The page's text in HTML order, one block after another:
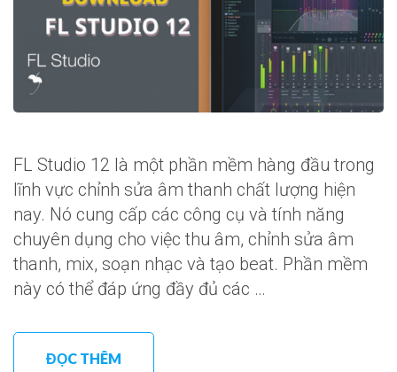
FL Studio 12 là một phần mềm hàng đầu trong
lĩnh vực chỉnh sửa âm thanh chất lượng hiện
nay. Nó cung cấp các công cụ và tính năng
chuyên dụng cho việc thu âm, chỉnh sửa âm
thanh, mix, soạn nhạc và tạo beat. Phần mềm
này có thể đáp ứng đầy đủ các …
ĐỌC THÊM